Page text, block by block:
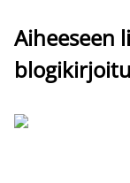
Aiheeseen